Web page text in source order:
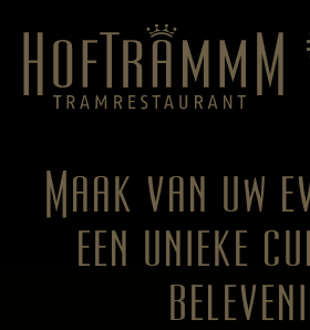
Maak van uw
een unieke